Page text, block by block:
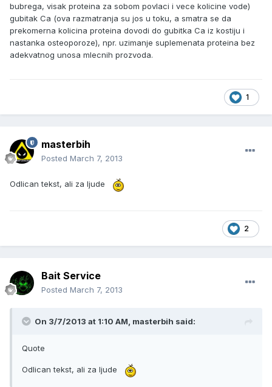
bubrega, visak proteina za sobom povlaci i vece kolicine vode)
gubitak Ca (ova razmatranja su jos u toku, a smatra se da
prekomerna kolicina proteina dovodi do gubitka Ca iz kostiju i
nastanka osteoporoze), npr. uzimanje suplemenata proteina bez
adekvatnog unosa mlecnih prozvoda.
1
masterbih
Posted March 7, 2013
Odlican tekst, ali za ljude
2
Bait Service
Posted March 7, 2013
On 3/7/2013 at 1:10 AM, masterbih said:
Quote
Odlican tekst, ali za ljude